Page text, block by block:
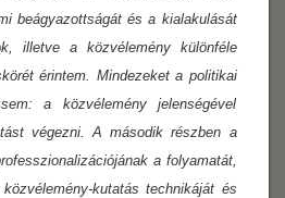
beágyazottságát és a kialakulását
illetve a közvélemény különféle
érintem. Mindezeket a politikai
a közvélemény jelenségével
végezni. A második részben a
a folyamatát,
kutatás technikáját és